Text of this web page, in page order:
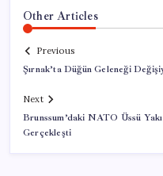
Other Articles
Previous
Şırnak’ta Düğün Geleneği
Next
Brunssum’daki NATO Üssü
Gerçekleşti